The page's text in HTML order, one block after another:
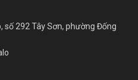
số 292 Tây Sơn, phường Đống